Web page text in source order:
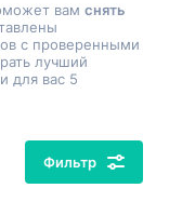
вам снять
с проверенными
лучший
для вас 5
Фильтр